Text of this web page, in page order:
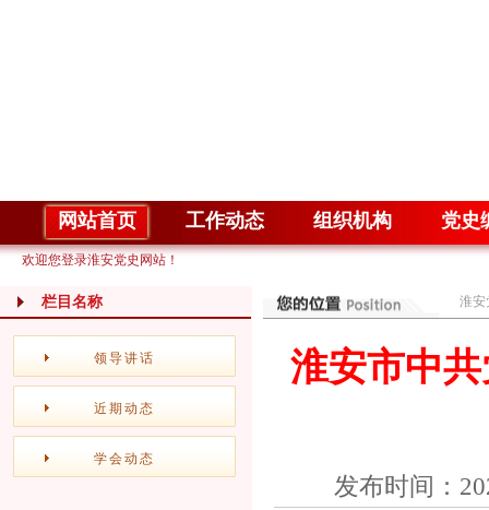
网站首页 工作动态 组织机构 党史
欢迎您登录淮安党史网站！
栏目名称
领导讲话
近期动态
学会动态
淮安
淮安市中
发布时间：